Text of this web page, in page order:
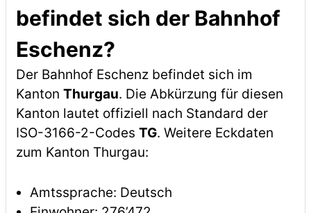
befindet sich der Bahnhof
Eschenz?
Der Bahnhof Eschenz befindet sich im
Kanton Thurgau. Die Abkürzung für diesen
Kanton lautet offiziell nach Standard der
ISO-3166-2-Codes TG. Weitere Eckdaten
zum Kanton Thurgau:
Amtssprache: Deutsch